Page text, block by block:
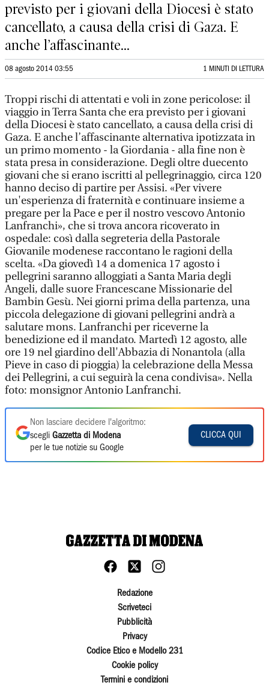
previsto per i giovani della Diocesi è stato
cancellato, a causa della crisi di Gaza. E
anche l’affascinante...
08 agosto 2014 03:55 1 MINUTI DI LETTURA
Troppi rischi di attentati e voli in zone pericolose: il
viaggio in Terra Santa che era previsto per i giovani
della Diocesi è stato cancellato, a causa della crisi di
Gaza. E anche l’affascinante alternativa ipotizzata in
un primo momento - la Giordania - alla fine non è
stata presa in considerazione. Degli oltre duecento
giovani che si erano iscritti al pellegrinaggio, circa 120
hanno deciso di partire per Assisi. «Per vivere
un'esperienza di fraternità e continuare insieme a
pregare per la Pace e per il nostro vescovo Antonio
Lanfranchi», che si trova ancora ricoverato in
ospedale: così dalla segreteria della Pastorale
Giovanile modenese raccontano le ragioni della
scelta. «Da giovedì 14 a domenica 17 agosto i
pellegrini saranno alloggiati a Santa Maria degli
Angeli, dalle suore Francescane Missionarie del
Bambin Gesù. Nei giorni prima della partenza, una
piccola delegazione di giovani pellegrini andrà a
salutare mons. Lanfranchi per riceverne la
benedizione ed il mandato. Martedì 12 agosto, alle
ore 19 nel giardino dell'Abbazia di Nonantola (alla
Pieve in caso di pioggia) la celebrazione della Messa
dei Pellegrini, a cui seguirà la cena condivisa». Nella
foto: monsignor Antonio Lanfranchi.
Non lasciare decidere l'algoritmo:
scegli Gazzetta di Modena
per le tue notizie su Google
CLICCA QUI
Redazione
Scriveteci
Pubblicità
Privacy
Codice Etico e Modello 231
Cookie policy
Termini e condizioni